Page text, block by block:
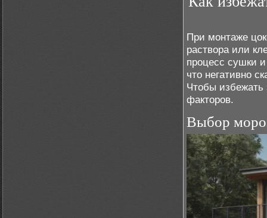
При монтаже
раствора или
процесс сушки
что негативно
Чтобы избежать
факторов.
Выбор